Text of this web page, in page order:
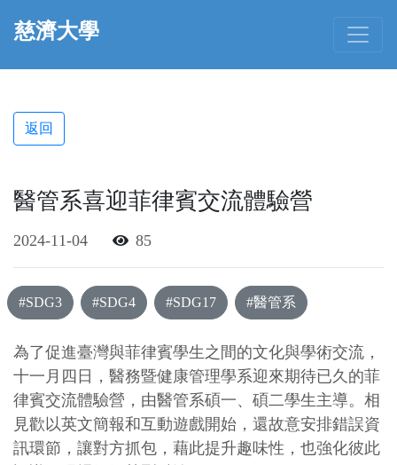
慈濟大學
返回
醫管系喜迎菲律賓交流體驗營
2024-11-04 85
#SDG3 #SDG4 #SDG17 #醫管系
為了促進臺灣與菲律賓學生之間的文化與學術交流，
十一月四日，醫務暨健康管理學系迎來期待已久的菲
律賓交流體驗營，由醫管系碩一、碩二學生主導。相
見歡以英文簡報和互動遊戲開始，還故意安排錯誤資
訊環節，讓對方抓包，藉此提升趣味性，也強化彼此